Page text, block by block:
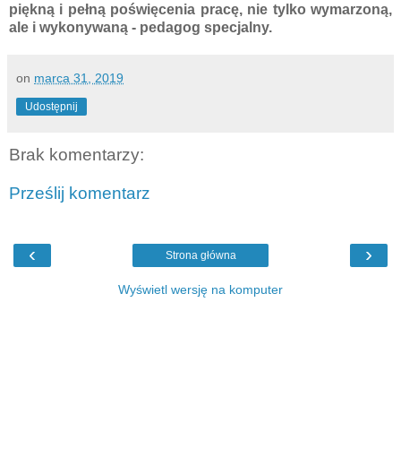
piękną i pełną poświęcenia pracę, nie tylko wymarzoną,
ale i wykonywaną - pedagog specjalny.
on marca 31, 2019
Udostępnij
Brak komentarzy:
Prześlij komentarz
‹ ›
Strona główna
Wyświetl wersję na komputer